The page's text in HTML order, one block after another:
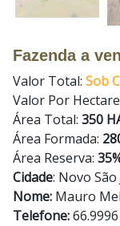
Fazenda a
Valor Total: Sob
Valor Por
Área Total: 350
Área Formada:
Área Reserva:
Cidade: Novo
Nome: Mauro
Telefone: